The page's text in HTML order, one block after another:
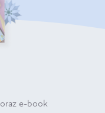
oraz e-book